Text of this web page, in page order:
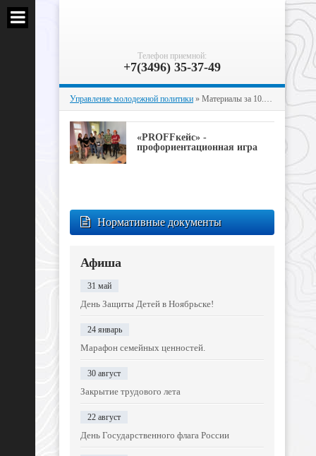
Телефон приемной:
+7(3496) 35-37-49
Управление молодежной политики » Материалы за 10.07.2021
«PROFFкейс» -
профориентационная игра
Нормативные документы
Афиша
31 май
День Защиты Детей в Ноябрьске!
24 январь
Марафон семейных ценностей.
30 август
Закрытие трудового лета
22 август
День Государственного флага России